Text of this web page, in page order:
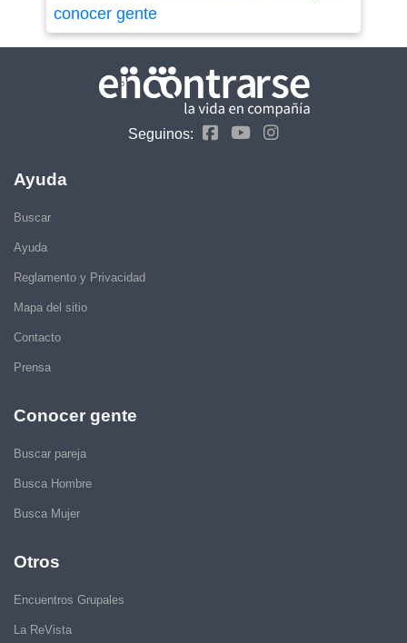
conocer gente
Seguinos:
Ayuda
Buscar
Ayuda
Reglamento y Privacidad
Mapa del sitio
Contacto
Prensa
Conocer gente
Buscar pareja
Busca Hombre
Busca Mujer
Otros
Encuentros Grupales
La ReVista